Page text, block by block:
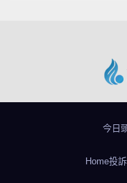
今日
Home投